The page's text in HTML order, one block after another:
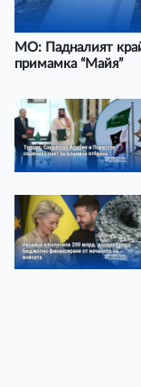
МО: Падналият
примамка “Майя”